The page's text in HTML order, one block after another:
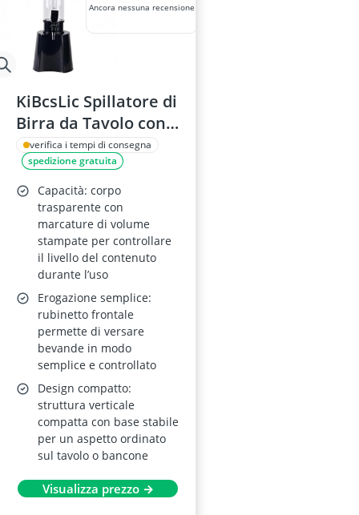
Ancora nessuna recensione
KiBcsLic Spillatore di
Birra da Tavolo con
Rubinetto, 1,5 L,
Nero
verifica i tempi di consegna
spedizione gratuita
Capacità: corpo
trasparente con
marcature di volume
stampate per controllare
il livello del contenuto
durante l’uso
Erogazione semplice:
rubinetto frontale
permette di versare
bevande in modo
semplice e controllato
Design compatto:
struttura verticale
compatta con base stabile
per un aspetto ordinato
sul tavolo o bancone
Visualizza prezzo →